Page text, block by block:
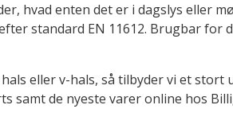
hvad enten det er i dagslys eller
standard EN 11612. Brugbar for
eller v-hals, så tilbyder vi et stort
samt de nyeste varer online hos